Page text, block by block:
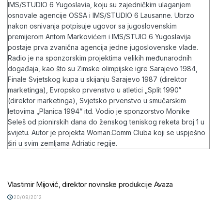
IMS/STUDIO 6 Yugoslavia, koju su zajedničkim ulaganjem
osnovale agencije OSSA i IMS/STUDIO 6 Lausanne. Ubrzo
nakon osnivanja potpisuje ugovor sa jugoslovenskim
premijerom Antom Markovićem i IMS/STUIO 6 Yugoslavija
postaje prva zvanična agencija jedne jugoslovenske vlade.
Radio je na sponzorskim projektima velikih međunarodnih
događaja, kao što su Zimske olimpijske igre Sarajevo 1984,
Finale Svjetskog kupa u skijanju Sarajevo 1987 (direktor
marketinga), Evropsko prvenstvo u atletici „Split 1990“
(direktor marketinga), Svjetsko prvenstvo u smučarskim
letovima „Planica 1994“ itd. Vodio je sponzorstvo Monike
Seleš od pionirskih dana do ženskog teniskog reketa broj 1 u
svijetu. Autor je projekta Woman.Comm Cluba koji se uspješno
širi u svim zemljama Adriatic regije.
Vlastimir Mijović, direktor novinske produkcije Avaza
20/09/2012